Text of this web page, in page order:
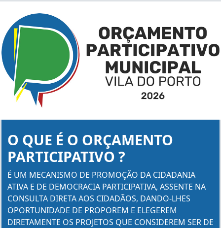
O QUE É O ORÇAMENTO
PARTICIPATIVO ?
É UM MECANISMO DE PROMOÇÃO DA CIDADANIA
ATIVA E DE DEMOCRACIA PARTICIPATIVA, ASSENTE NA
CONSULTA DIRETA AOS CIDADÃOS, DANDO-LHES
OPORTUNIDADE DE PROPOREM E ELEGEREM
DIRETAMENTE OS PROJETOS QUE CONSIDEREM SER DE